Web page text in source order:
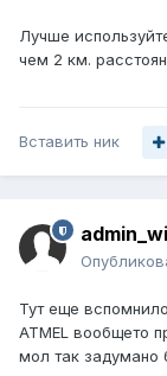
Лучше
чем 2 км.
Вставить ник
Тут еще
ATMEL вообщето
мол так задумано